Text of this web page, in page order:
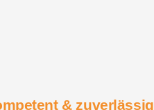
& zuverlässig